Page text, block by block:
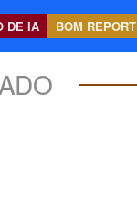
DE IA BOM REPORT